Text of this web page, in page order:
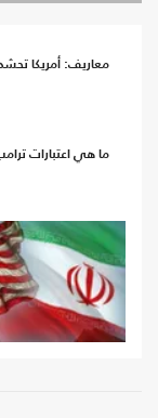
معاريف: أمريكا
ما هي اعتبارات